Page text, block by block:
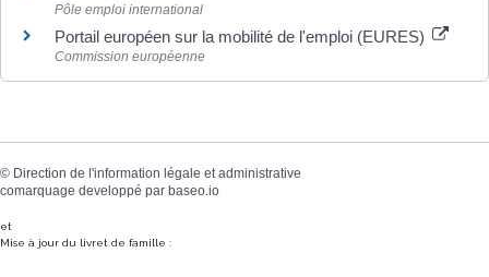
Pôle emploi international
Portail européen sur la mobilité de l'emploi (EURES)
Commission européenne
© Direction de l'information légale et administrative
comarquage developpé par baseo.io
et
Mise à jour du livret de famille :